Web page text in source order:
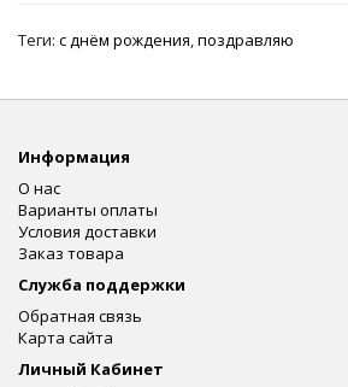
Теги: с днём рождения поздравляю
Информация
О нас
Варианты оплаты
Условия доставки
Заказ товара
Служба поддержки
Обратная связь
Карта сайта
Личный Кабинет